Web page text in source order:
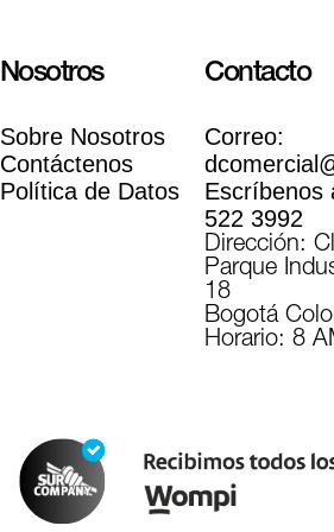
Nosotros
Sobre Nosotros
Contáctenos
Política de Datos
Contacto
Correo:
Escríbenos
522 3992
Dirección:
Parque
18
Bogotá
Horario: 8